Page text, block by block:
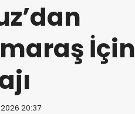
İçin
20:37